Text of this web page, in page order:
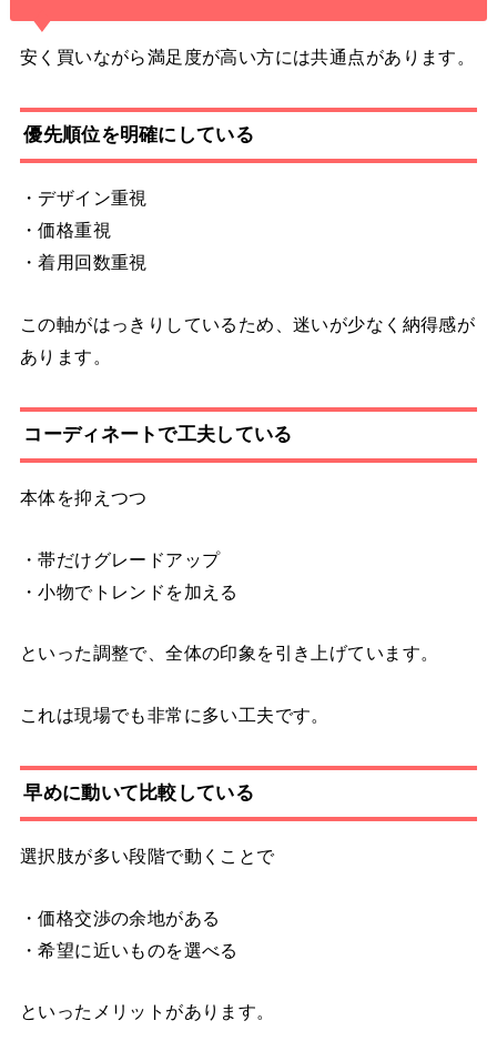
安く買いながら満足度が高い方には共通点があります。
優先順位を明確にしている
・デザイン重視
・価格重視
・着用回数重視
この軸がはっきりしているため、迷いが少なく納得感が
あります。
コーディネートで工夫している
本体を抑えつつ
・帯だけグレードアップ
・小物でトレンドを加える
といった調整で、全体の印象を引き上げています。
これは現場でも非常に多い工夫です。
早めに動いて比較している
選択肢が多い段階で動くことで
・価格交渉の余地がある
・希望に近いものを選べる
といったメリットがあります。